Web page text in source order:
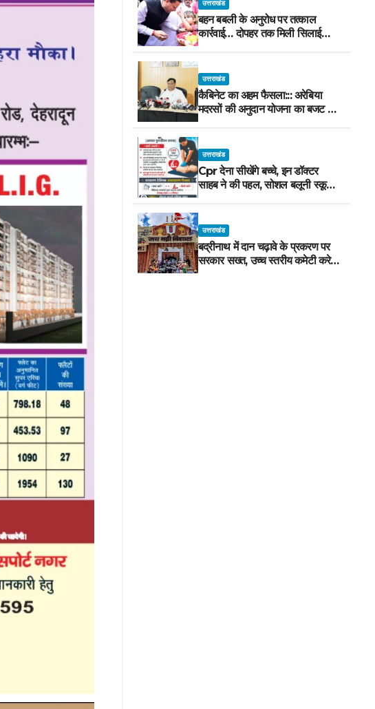
उत्तराखंड
बहन बबली के अनुरोध पर तत्काल
कार्रवाई… दोपहर तक मिली सिलाई
मशीन
उत्तराखंड
कैबिनेट का अहम फैसला::: अरेबिया
मदरसों की अनुदान योजना का बजट मद
वित्तीय वर्ष 2027-28 से समाप्त
उत्तराखंड
Cpr देना सीखेंगे बच्चे, इन डॉक्टर
साहब ने की पहल, सोशल बलूनी स्कूल
में मिलेगा प्रशिक्षण, 10 जुलाई को सुबह
8 से होगा प्रशिक्षण, प्रीतम भरतवाण ने
भी मुहिम को दिया समर्थन
उत्तराखंड
बद्रीनाथ में दान चढ़ावे के प्रकरण पर
सरकार सख्त, उच्च स्तरीय कमेटी करेगी
जांच, अनुशासनहीनता पर एक कार्मिक